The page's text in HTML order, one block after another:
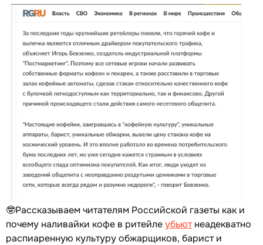
🤓Рассказываем читателям Российской газеты как и
почему наливайки кофе в ритейлеубьютнеадекватно
распиаренную культуру обжарщиков, барист и